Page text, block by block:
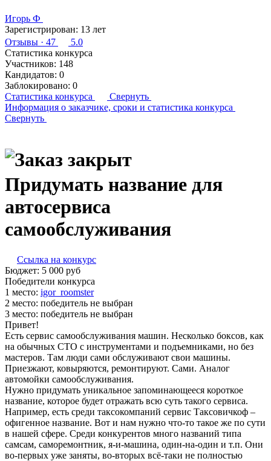
Игорь Ф
Зарегистрирован: 13 лет
Отзывы · 47
5.0
Статистика конкурса
Участников: 148
Кандидатов: 0
Заблокировано: 0
Статистика конкурса
Свернуть
Информация о заказчике, сроки и статистика конкурса
Свернуть
Придумать название для
автосервиса
самообслуживания
Ссылка на конкурс
Бюджет: 5 000 руб
Победители конкурса
1 место: igor­_ro­om­ster
2 место: победитель не выбран
3 место: победитель не выбран
Привет!
Есть сервис самообслуживания машин. Несколько боксов, как
на обычных СТО с инструментами и подъемниками, но без
мастеров. Там люди сами обслуживают свои машины.
Приезжают, ковыряются, ремонтируют. Сами. Аналог
автомойки самообслуживания.
Нужно придумать уникальное запоминающееся короткое
название, которое будет отражать всю суть такого сервиса.
Например, есть среди таксокомпаний сервис Таксовичкоф –
офигенное название. Вот и нам нужно что-то такое же по сути
в нашей сфере. Среди конкурентов много названий типа
самсам, саморемонтник, я-и-машина, один-на-один и т.п. Они
во-первых уже заняты, во-вторых всё-таки не полностью